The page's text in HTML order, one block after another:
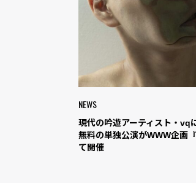
NEWS
現代の吟遊アーティスト・vq
無料の単独公演がWWW企画
て開催